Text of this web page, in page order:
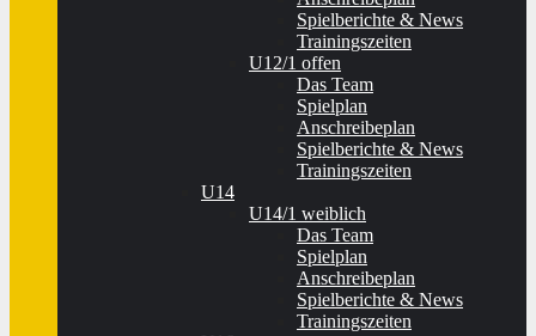
Spielberichte & News
Trainingszeiten
U12/1 offen
Das Team
Spielplan
Anschreibeplan
Spielberichte & News
Trainingszeiten
U14
U14/1 weiblich
Das Team
Spielplan
Anschreibeplan
Spielberichte & News
Trainingszeiten